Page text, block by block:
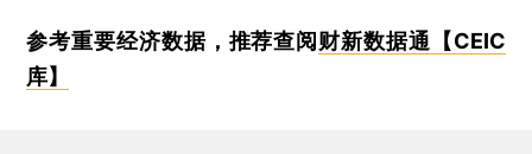
参考重要经济数据，推荐查阅 财新数据通【CEIC
库】